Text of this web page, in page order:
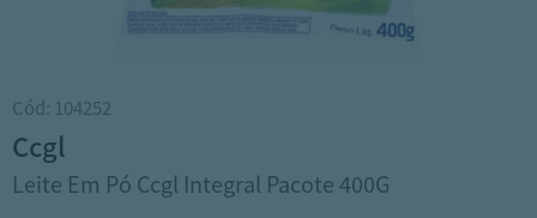
Cód: 104252
ccgl
Leite Em Pó Ccgl Integral Pacote 400G